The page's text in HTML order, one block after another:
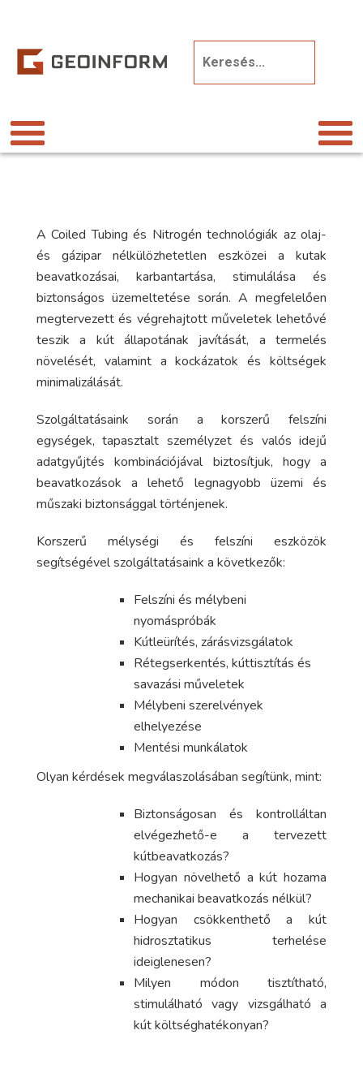
A Coiled Tubing és Nitrogén technológiák az olaj-
és gázipar nélkülözhetetlen eszközei a kutak
beavatkozásai, karbantartása, stimulálása és
biztonságos üzemeltetése során. A megfelelően
megtervezett és végrehajtott műveletek lehetővé
teszik a kút állapotának javítását, a termelés
növelését, valamint a kockázatok és költségek
minimalizálását.
Szolgáltatásaink során a korszerű felszíni
egységek, tapasztalt személyzet és valós idejű
adatgyűjtés kombinációjával biztosítjuk, hogy a
beavatkozások a lehető legnagyobb üzemi és
műszaki biztonsággal történjenek.
Korszerű mélységi és felszíni eszközök
segítségével szolgáltatásaink a következők:
Felszíni és mélybeni
nyomáspróbák
Kútleürítés, zárásvizsgálatok
Rétegserkentés, kúttisztítás és
savazási műveletek
Mélybeni szerelvények
elhelyezése
Mentési munkálatok
Olyan kérdések megválaszolásában segítünk, mint:
Biztonságosan és kontrolláltan
elvégezhető-e a tervezett
kútbeavatkozás?
Hogyan növelhető a kút hozama
mechanikai beavatkozás nélkül?
Hogyan csökkenthető a kút
hidrosztatikus terhelése
ideiglenesen?
Milyen módon tisztítható,
stimulálható vagy vizsgálható a
kút költséghatékonyan?